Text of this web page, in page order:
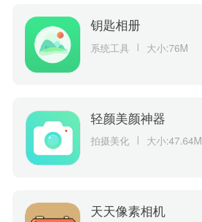
钥匙相册
系统工具 大小:76M
轻颜美颜神器
拍摄美化 大小:47.64M
天天像素相机